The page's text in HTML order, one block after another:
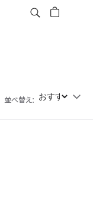
並べ替え: 並べ替え